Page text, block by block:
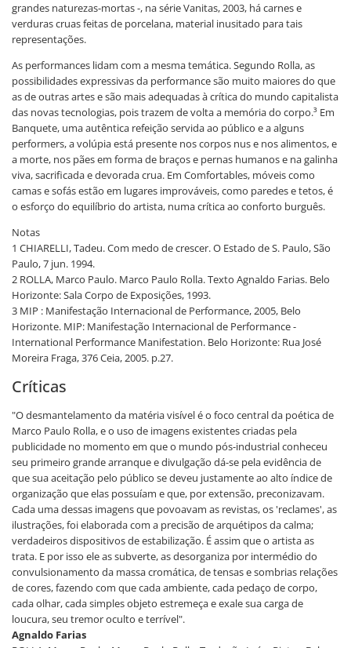
grandes naturezas-mortas -, na série Vanitas, 2003, há carnes e
verduras cruas feitas de porcelana, material inusitado para tais
representações.
As performances lidam com a mesma temática. Segundo Rolla, as
possibilidades expressivas da performance são muito maiores do que
as de outras artes e são mais adequadas à crítica do mundo capitalista
das novas tecnologias, pois trazem de volta a memória do corpo.³ Em
Banquete, uma autêntica refeição servida ao público e a alguns
performers, a volúpia está presente nos corpos nus e nos alimentos, e
a morte, nos pães em forma de braços e pernas humanos e na galinha
viva, sacrificada e devorada crua. Em Comfortables, móveis como
camas e sofás estão em lugares improváveis, como paredes e tetos, é
o esforço do equilíbrio do artista, numa crítica ao conforto burguês.
Notas
1 CHIARELLI, Tadeu. Com medo de crescer. O Estado de S. Paulo, São
Paulo, 7 jun. 1994.
2 ROLLA, Marco Paulo. Marco Paulo Rolla. Texto Agnaldo Farias. Belo
Horizonte: Sala Corpo de Exposições, 1993.
3 MIP : Manifestação Internacional de Performance, 2005, Belo
Horizonte. MIP: Manifestação Internacional de Performance -
International Performance Manifestation. Belo Horizonte: Rua José
Moreira Fraga, 376 Ceia, 2005. p.27.
Críticas
"O desmantelamento da matéria visível é o foco central da poética de
Marco Paulo Rolla, e o uso de imagens existentes criadas pela
publicidade no momento em que o mundo pós-industrial conheceu
seu primeiro grande arranque e divulgação dá-se pela evidência de
que sua aceitação pelo público se deveu justamente ao alto índice de
organização que elas possuíam e que, por extensão, preconizavam.
Cada uma dessas imagens que povoavam as revistas, os 'reclames', as
ilustrações, foi elaborada com a precisão de arquétipos da calma;
verdadeiros dispositivos de estabilização. É assim que o artista as
trata. E por isso ele as subverte, as desorganiza por intermédio do
convulsionamento da massa cromática, de tensas e sombrias relações
de cores, fazendo com que cada ambiente, cada pedaço de corpo,
cada olhar, cada simples objeto estremeça e exale sua carga de
loucura, seu tremor oculto e terrível".
Agnaldo Farias